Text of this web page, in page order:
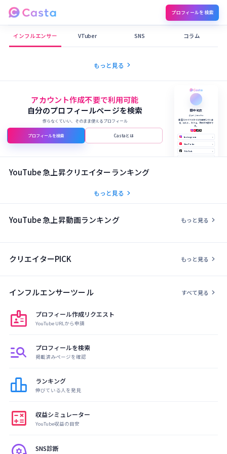
プロフィールを検索
Castaメディア
インフルエンサー VTuber SNS コラム
もっと見る chevron_right
アカウント作成不要で利用可能
自分のプロフィールページを検索
作らなくていい、そのまま使えるプロフィール
プロフィールを検索 Castaとは
田中 結衣
@yui_tanaka
美容とライフスタイルを発信していま
す。コスメ、カフェ、旅行が大好きで
す。
Instagram ›
YouTube ›
TikTok ›
YouTube 急上昇クリエイターランキング
もっと見る chevron_right
YouTube 急上昇動画ランキング もっと見る chevron_right
クリエイターPICK もっと見る chevron_right
インフルエンサーツール すべて見る chevron_right
badge プロフィール作成リクエスト
YouTube URLから申請
manage_search プロフィールを検索
掲載済みページを確認
leaderboard ランキング
伸びている人を発見
calculate 収益シミュレーター
YouTube収益の目安
SNS診断